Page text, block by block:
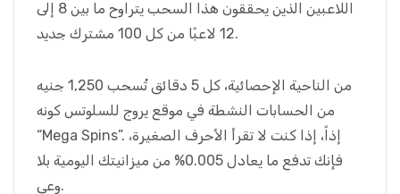
اللاعبين الذين يحققون هذا السحب يتراوح ما بين 8 إلى
12 لاعبًا من كل 100 مشترك جديد.
من الناحية الإحصائية، كل 5 دقائق تُسحب 1,250 جنيه
من الحسابات النشطة في موقع يروج للسلوتس كونه
“Mega Spins”. إذاً، إذا كنت لا تقرأ الأحرف الصغيرة،
فإنك تدفع ما يعادل 0.005% من ميزانيتك اليومية بلا
وعي.